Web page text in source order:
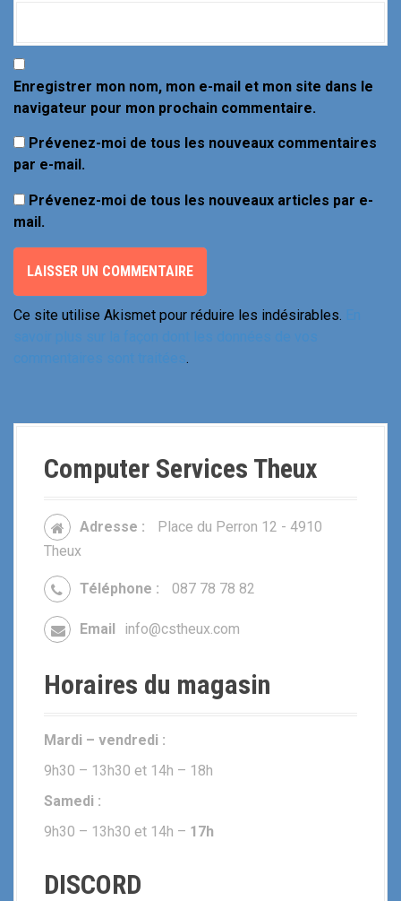
e
Enregistrer mon nom, mon e-mail et mon site dans le
navigateur pour mon prochain commentaire.
Prévenez-moi de tous les nouveaux commentaires
par e-mail.
Prévenez-moi de tous les nouveaux articles par e-
mail.
Ce site utilise Akismet pour réduire les indésirables.
.
Computer Services Theux
Adresse :
Place du Perron 12 - 4910
Theux
Téléphone : 087 78 78 82
Email info@cstheux.com
Horaires du magasin
Mardi – vendredi :
9h30 – 13h30 et 14h – 18h
Samedi :
9h30 – 13h30 et 14h – 17h
DISCORD